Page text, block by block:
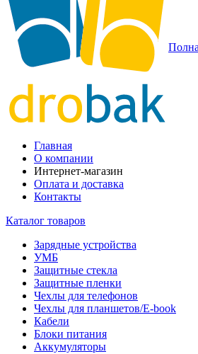
Главная
О компании
Интернет-магазин
Оплата и доставка
Контакты
Каталог товаров
Зарядные устройства
УМБ
Защитные стекла
Защитные пленки
Чехлы для телефонов
Чехлы для планшетов/E-book
Кабели
Блоки питания
Аккумуляторы